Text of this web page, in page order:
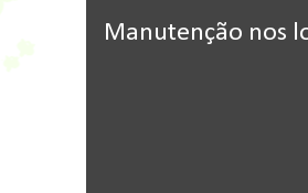
Manutenção nos